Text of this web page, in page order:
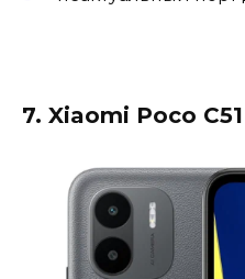
7. Xiaomi Poco C51